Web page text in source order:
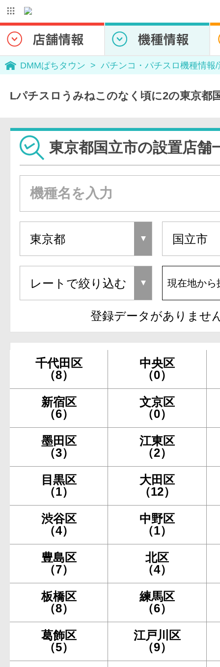
DMMぱちタウン パチンコ・パチスロ機種情報
Lパチスロうみねこのなく頃に2の東京都
東京都国立市の設置店舗
現在地から
登録データがありませ
千代田区
（8）
中央区
（0）
新宿区
（6）
文京区
（0）
墨田区
（3）
江東区
（2）
目黒区
（1）
大田区
（12）
渋谷区
（4）
中野区
（1）
豊島区
（7）
北区
（4）
板橋区
（8）
練馬区
（6）
葛飾区
（5）
江戸川区
（9）